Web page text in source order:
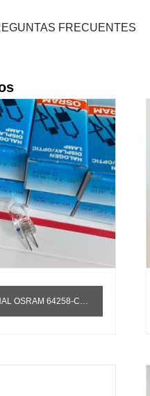
FRECUENTES
CON LÁMPARA HALÓGENA DE FUENTE DE LUZ DE INSTRUMENTO BIOQUÍMICO UV